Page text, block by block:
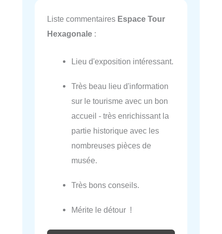
Liste commentaires Espace Tour
Hexagonale :
Lieu d'exposition intéressant.
Très beau lieu d'information
sur le tourisme avec un bon
accueil - très enrichissant la
partie historique avec les
nombreuses pièces de
musée.
Très bons conseils.
Mérite le détour !